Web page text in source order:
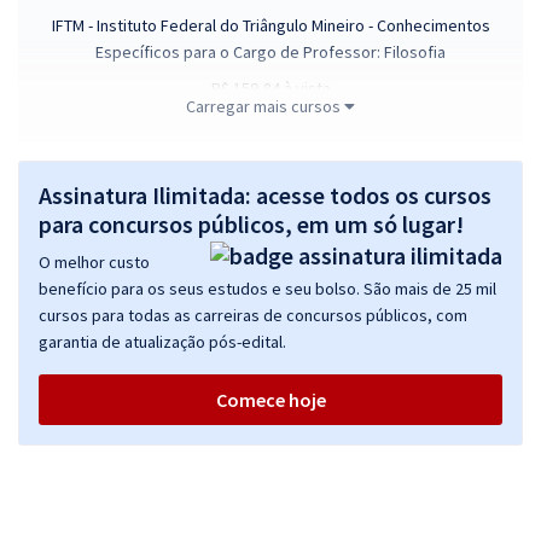
IFTM - Instituto Federal do Triângulo Mineiro - Conhecimentos
Específicos para o Cargo de Professor: Filosofia
R$ 159,84 à vista
ou 12x de R$ 13,32
Comprar
IFTM - Instituto Federal do Triângulo Mineiro - Conhecimentos
Específicos para o Cargo de Professor: Matemática
ou 12x de R$23,32
Carregar mais cursos
Assinatura Ilimitada: acesse todos os cursos
para concursos públicos, em um só lugar!
O melhor custo
benefício para os seus estudos e seu bolso. São mais de 25 mil
cursos para todas as carreiras de concursos públicos, com
garantia de atualização pós-edital.
Comece hoje